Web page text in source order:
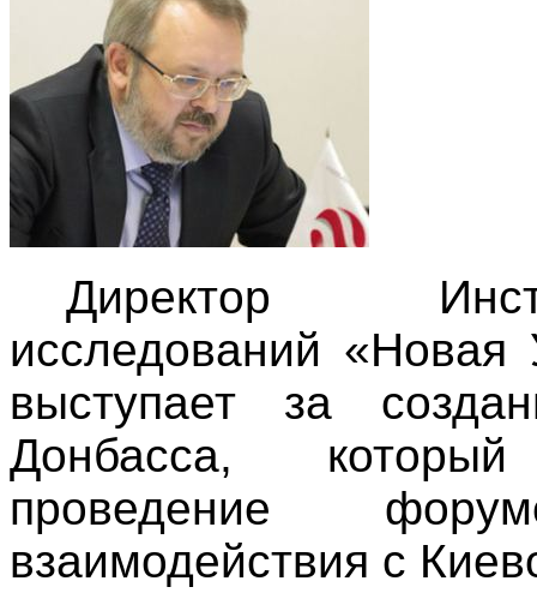
Директор
исследований
выступает за
Донбасса,
проведение
взаимодействия с